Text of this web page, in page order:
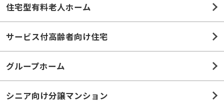
住宅型有料老人ホーム
サービス付高齢者向け住宅
グループホーム
シニア向け分譲マンション